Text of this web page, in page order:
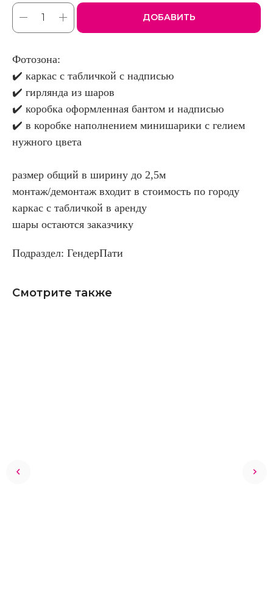
ДОБАВИТЬ
Фотозона:
✔️ каркас с табличкой с надписью
✔️ гирлянда из шаров
✔️ коробка оформленная бантом и надписью
✔️ в коробке наполнением минишарики с гелием
нужного цвета
размер общий в ширину до 2,5м
монтаж/демонтаж входит в стоимость по городу
каркас с табличкой в аренду
шары остаются заказчику
Подраздел: ГендерПати
Смотрите также